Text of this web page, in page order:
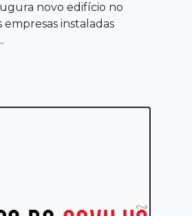
novo edifício no
empresas instaladas